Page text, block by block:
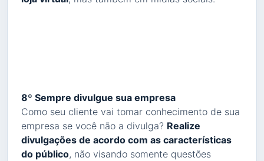
8º Sempre divulgue sua empresa
Como seu cliente vai tomar conhecimento de sua
empresa se você não a divulga? Realize
divulgações de acordo com as características
do público, não visando somente questões